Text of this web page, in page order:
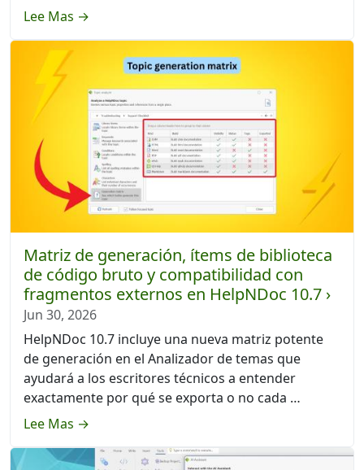
Lee Mas →
Matriz de generación, ítems de biblioteca
de código bruto y compatibilidad con
fragmentos externos en HelpNDoc 10.7 ›
Jun 30, 2026
HelpNDoc 10.7 incluye una nueva matriz potente
de generación en el Analizador de temas que
ayudará a los escritores técnicos a entender
exactamente por qué se exporta o no cada …
Lee Mas →